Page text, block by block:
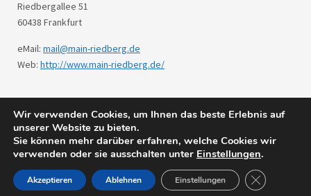
Riedbergallee 51
60438 Frankfurt
eMail: mail@main-riedberg.de
Web: http://www.main-riedberg.de/
© 2026 Main Riedberg. Powered by WordPress
Theme: Weta vonElmastudio.
Wir verwenden Cookies, um Ihnen das beste Erlebnis auf
unserer Website zu bieten.
Sie können mehr darüber erfahren, welche Cookies wir
verwenden oder sie ausschalten unter Einstellungen.
Akzeptieren Ablehnen Einstellungen GDPR